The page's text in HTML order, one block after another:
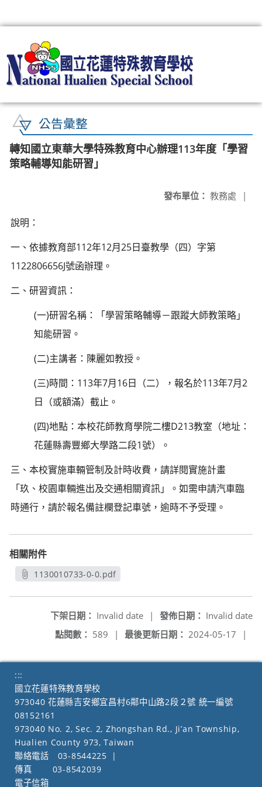
公告彙整
轉知國立東華大學特殊教育中心辦理113年度「學習
策略輔導知能研習」
發布單位： 教務處 |
說明：
一、依據教育部112年12月25日臺教學（四）字第
1122806656J號函辦理。
二、研習資訊：
(一)研習名稱：「學習策略輔導－跟蹤大師教策略」
知能研習。
(二)主講者：陳麗如教授。
(三)時間：113年7月16日（二），報名於113年7月2
日（或額滿）截止。
(四)地點：本校花師教育學院二樓D213教室（地址：
花蓮縣壽豐鄉大學路二段1號）。
三、本校實施車輛管制及計時收費，請詳閱實施計畫
「玖、校園車輛進出及交通相關資訊」。如需申請汽車臨
時通行，請於報名備註欄登記車號，逾時不予受理。
相關附件
1130010733-0-0.pdf
發佈日期： Invalid date
下架日期： Invalid date
|
最後更新日期： 2024-05-17 |
點閱數： 589 |
:::
國立花蓮特殊教育學校
973040 花蓮縣吉安鄉宜昌村6鄰中山路2段２號 統一編號
08152161
973040 No. 2, Sec. 2, Zhongshan Rd., Ji’an Township,
Hualien County 973, Taiwan
聯絡電話
03-8544225
|
傳真
03-8542039
電子信箱